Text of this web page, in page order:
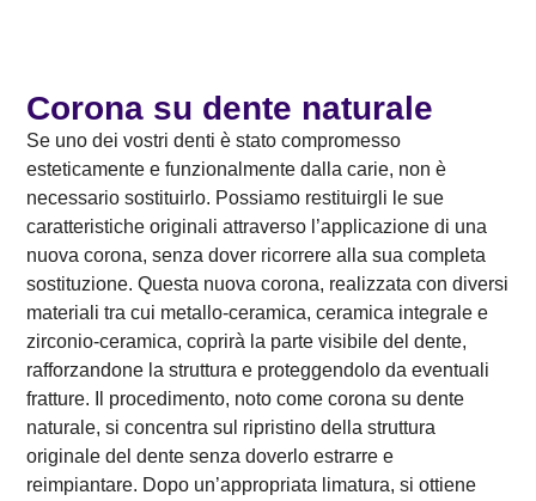
Corona su dente naturale
Se uno dei vostri denti è stato compromesso
esteticamente e funzionalmente dalla carie, non è
necessario sostituirlo. Possiamo restituirgli le sue
caratteristiche originali attraverso l’applicazione di una
nuova corona, senza dover ricorrere alla sua completa
sostituzione. Questa nuova corona, realizzata con diversi
materiali tra cui metallo-ceramica, ceramica integrale e
zirconio-ceramica, coprirà la parte visibile del dente,
rafforzandone la struttura e proteggendolo da eventuali
fratture. Il procedimento, noto come corona su dente
naturale, si concentra sul ripristino della struttura
originale del dente senza doverlo estrarre e
reimpiantare. Dopo un’appropriata limatura, si ottiene